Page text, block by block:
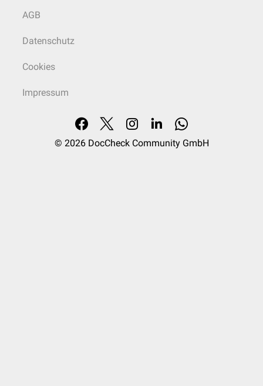
AGB
Datenschutz
Cookies
Impressum
© 2026 DocCheck Community GmbH